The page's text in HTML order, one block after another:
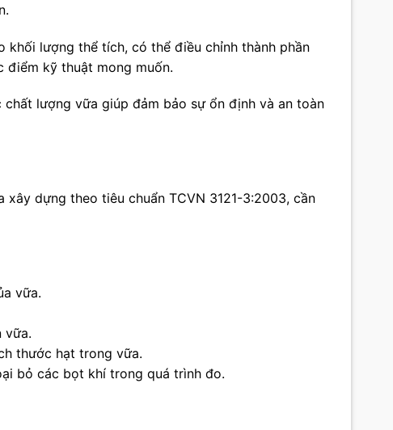
lượng thể tích, có thể điều chỉnh thành phần
kỹ thuật mong muốn.
lượng vữa giúp đảm bảo sự ổn định và an toàn
dựng theo tiêu chuẩn TCVN 3121-3:2003, cần
vữa.
vữa.
thước hạt trong vữa.
bỏ các bọt khí trong quá trình đo.